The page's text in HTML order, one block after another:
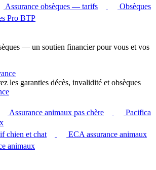
Assurance obsèques — tarifs
Obsèques
Pro BTP
— un soutien financier pour vous et vos
les garanties décès, invalidité et obsèques
Assurance animaux pas chère
Pacifica
chien et chat
ECA assurance animaux
animaux